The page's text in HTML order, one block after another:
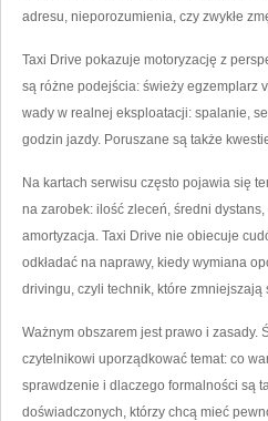
adresu, nieporozumienia, czy zwykłe
Taxi Drive pokazuje motoryzację z
są różne podejścia: świeży egzemplarz
wady w realnej eksploatacji: spalanie,
godzin jazdy. Poruszane są także
Na kartach serwisu często pojawia się
na zarobek: ilość zleceń, średni
amortyzacja. Taxi Drive nie obiecuje
odkładać na naprawy, kiedy wymiana
drivingu, czyli technik, które zmniejszają
Ważnym obszarem jest prawo i zasady.
czytelnikowi uporządkować temat: co
sprawdzenie i dlaczego formalności są
doświadczonych, którzy chcą mieć